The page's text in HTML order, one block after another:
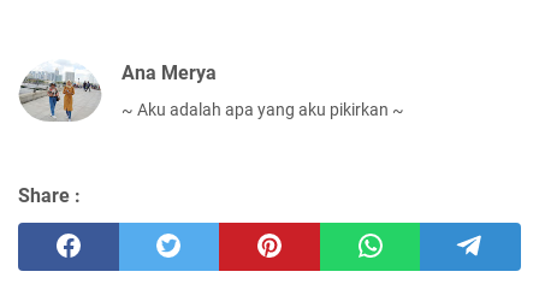
Ana Merya
~ Aku adalah apa yang aku pikirkan ~
Share :